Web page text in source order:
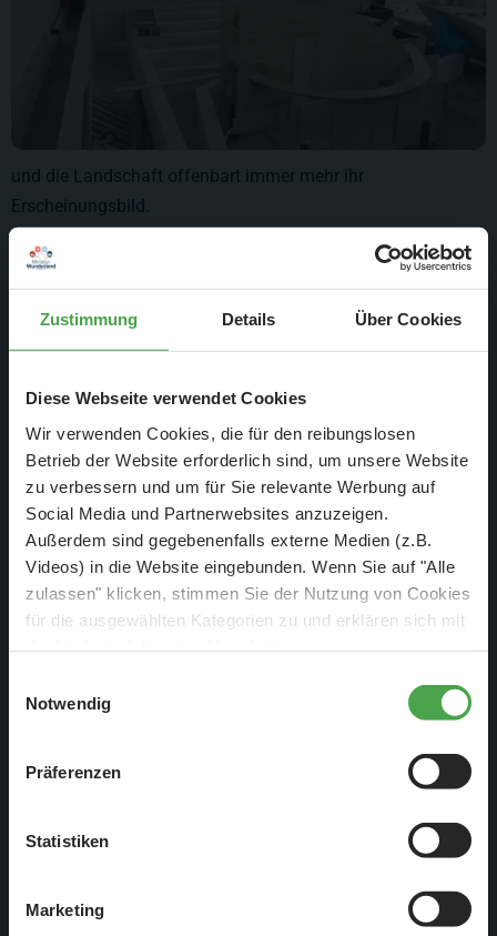
Zustimmung Details Über Cookies
Diese Webseite verwendet Cookies
Wir verwenden Cookies, die für den reibungslosen
Betrieb der Website erforderlich sind, um unsere Website
zu verbessern und um für Sie relevante Werbung auf
Social Media und Partnerwebsites anzuzeigen.
Außerdem sind gegebenenfalls externe Medien (z.B.
Videos) in die Website eingebunden. Wenn Sie auf "Alle
zulassen" klicken, stimmen Sie der Nutzung von Cookies
für die ausgewählten Kategorien zu und erklären sich mit
diese Einstellungen jederzeit über die Schaltfläche
zustimmen, beschränken wir uns auf die technisch
notwendigen Cookies. Weitere Informationen finden Sie in
Notwendig
Präferenzen
Statistiken
Marketing
und die Landschaft offenbart immer mehr ihr
Erscheinungsbild.
Einige weitere Impressionen